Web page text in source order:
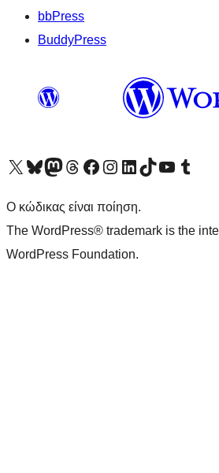
bbPress
BuddyPress
Visit our X (formerly Twitter) account
Visit our Bluesky account
Επισκεφθείτε τον λογαριασμό μας στο Mastodon
Visit our Threads account
Επισκεφτείτε τη σελίδα μας στο Facebook
Επισκεφθείτε τον λογαριασμό μας Instagram
Επισκεφθείτε τον λογαριασμό μας LinkedIn
Visit our TikTok account
Visit our YouTube channel
Visit our Tumblr
Ο κώδικας είναι ποίηση.
The WordPress® trademark is the
WordPress Foundation.